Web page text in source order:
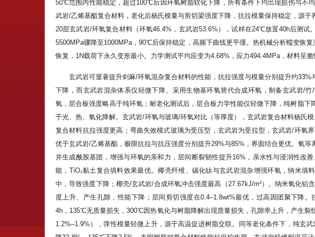
50℃范围内性能稳定，超过100℃后因环氧树脂软化下降，所有条件下均出现损伤与不
武岩/乙烯基酯复合材料，老化后杨氏模量与剪切梁强度下降，抗拉模量保持稳定，源
20层玄武岩/环氧复合材料（环氧46.4%，玄武岩53.6%），试样在24℃放置40h后测试
5500MPa骤降至1000MPa，90℃后保持稳定，高频下曲线更平缓。热机械分析蠕变恢
恢复，1N载荷下永久变形最小。力学测试平均应变为4.68%，应力494.4MPa，材料呈脆
玄武岩可显著提升剑麻/环氧混杂复合材料的性能，抗拉强度与模量分别提升约
下降，而玄武岩混杂体系仅轻微下降。采用生物基环氧替代合成环氧，制备玄武岩/
氧，层合板强度略高于纯环氧；耐老化测试后，层合板力学性能仅轻微下降，纯树脂
于光、热、氧化降解。玄武岩/环氧与玻璃/环氧对比（等厚度），玄武岩复合材料杨氏
复合材料抗拉强度更高；弯曲失效模式玻璃为受压型，玄武岩为受拉型，玄武岩/环氧
优于玄武岩/乙烯基酯，极限抗拉与抗压强度分别提升29%与85%，界面结合更优。氧
并生成酰胺基团，增强与环氧的亲和力，层间断裂韧性提升16%，亲水性与浸润性改
能，TiO₂黏土复合填料效果最优。椰壳纤维、碳化钛与玄武岩混杂增强环氧，纳米填
中，导致强度下降；椰壳/玄武岩/合成环氧冲击强度最高（27.67kJ/m²）。纳米氧化铝
度上升、产生孔隙，性能下降；层间剪切强度在0.4–1.8wt%最优，过高因团聚下降
4h，135℃无质量损失，300℃因热氧化与树脂降解出现质量损失，孔隙率上升，产生裂
1.2%–1.9%），弹性模量轻微上升，源于高温促进树脂交联。同等老化条件下，纯玄